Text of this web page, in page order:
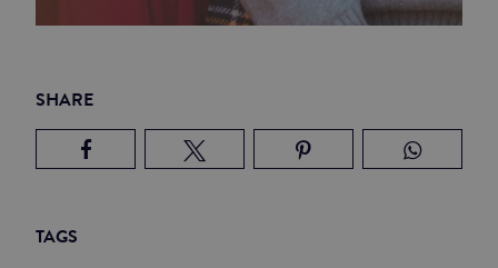
SHARE
TAGS